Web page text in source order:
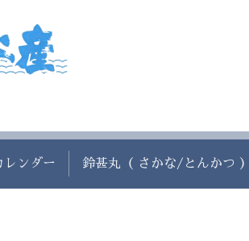
レンダー 鈴甚丸（ さかな/とんかつ ）